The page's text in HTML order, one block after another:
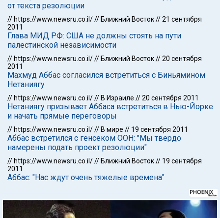
от текста резолюции
// https://www.newsru.co.il/// Ближний Восток//21 сентября
2011
Глава МИД РФ: США не должны стоять на пути
палестинской независимости
// https://www.newsru.co.il/// Ближний Восток//20 сентября
2011
Махмуд Аббас согласился встретиться с Биньямином
Нетаниягу
// https://www.newsru.co.il/// В Израиле //20 сентября 2011
Нетаниягу призывает Аббаса встретиться в Нью-Йорке
и начать прямые переговоры
// https://www.newsru.co.il/// В мире // 19 сентября 2011
Аббас встретился с генсеком ООН: "Мы твердо
намерены подать проект резолюции"
// https://www.newsru.co.il/// Ближний Восток// 19 сентября
2011
Аббас: "Нас ждут очень тяжелые времена"